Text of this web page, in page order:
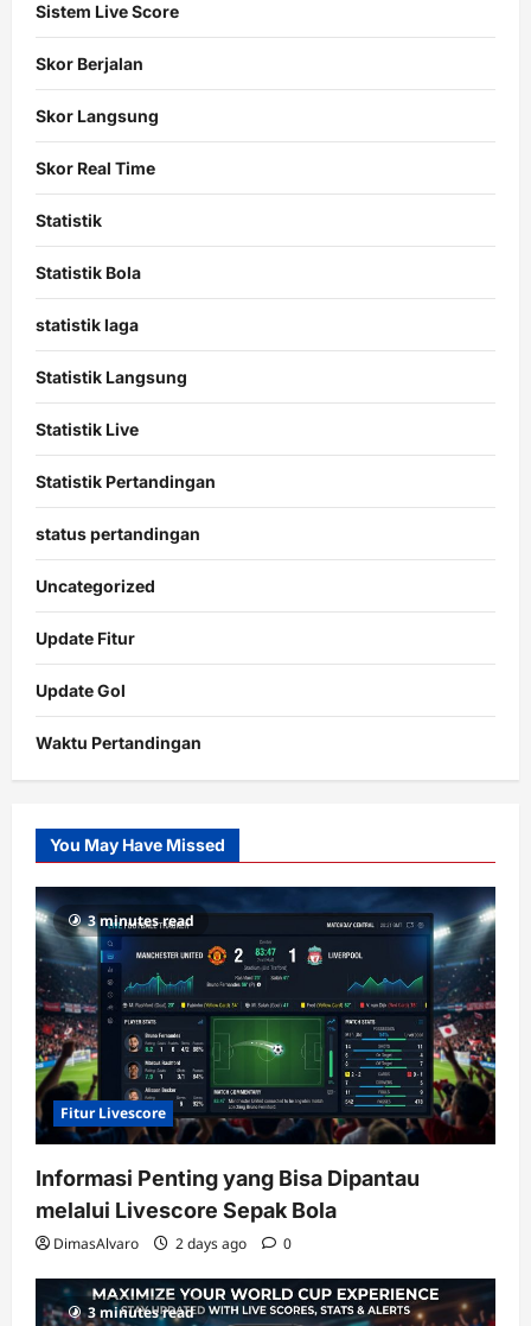
Sistem Live Score
Skor Berjalan
Skor Langsung
Skor Real Time
Statistik
Statistik Bola
statistik laga
Statistik Langsung
Statistik Live
Statistik Pertandingan
status pertandingan
Uncategorized
Update Fitur
Update Gol
Waktu Pertandingan
Slot
Gacor
RTP
terupdate
You May Have Missed
3 minutes read
Fitur Livescore
Informasi Penting yang Bisa Dipantau
melalui Livescore Sepak Bola
DimasAlvaro 2 days ago 0
3 minutes read